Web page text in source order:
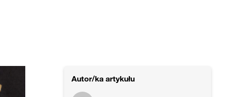
Autor/ka artykułu